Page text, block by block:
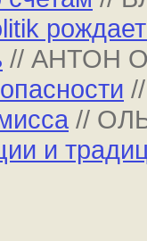
// АНТОН
//
и